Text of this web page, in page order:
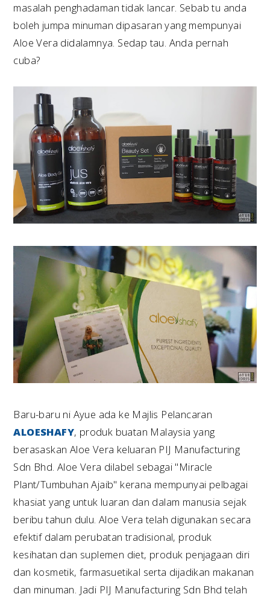
masalah penghadaman tidak lancar. Sebab tu anda
boleh jumpa minuman dipasaran yang mempunyai
Aloe Vera didalamnya. Sedap tau. Anda pernah
cuba?
Baru-baru ni Ayue ada ke Majlis Pelancaran
ALOESHAFY, produk buatan Malaysia yang
berasaskan Aloe Vera keluaran PIJ Manufacturing
Sdn Bhd. Aloe Vera dilabel sebagai "Miracle
Plant/Tumbuhan Ajaib" kerana mempunyai pelbagai
khasiat yang untuk luaran dan dalam manusia sejak
beribu tahun dulu. Aloe Vera telah digunakan secara
efektif dalam perubatan tradisional, produk
kesihatan dan suplemen diet, produk penjagaan diri
dan kosmetik, farmasuetikal serta dijadikan makanan
dan minuman. Jadi PIJ Manufacturing Sdn Bhd telah